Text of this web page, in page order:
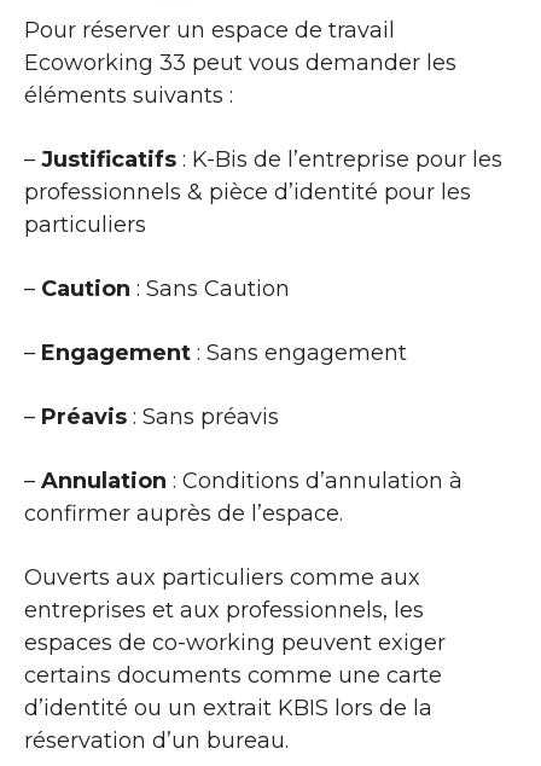
Pour réserver un espace de travail
Ecoworking 33 peut vous demander les
éléments suivants :
– Justificatifs : K-Bis de l’entreprise pour les
professionnels & pièce d’identité pour les
particuliers
– Caution : Sans Caution
– Engagement : Sans engagement
– Préavis : Sans préavis
– Annulation : Conditions d’annulation à
confirmer auprès de l’espace.
Ouverts aux particuliers comme aux
entreprises et aux professionnels, les
espaces de co-working peuvent exiger
certains documents comme une carte
d’identité ou un extrait KBIS lors de la
réservation d’un bureau.